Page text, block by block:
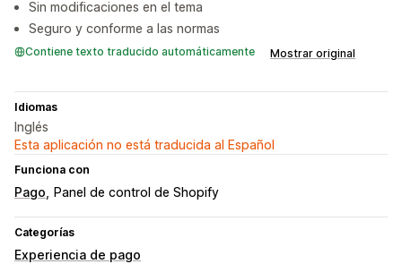
Sin modificaciones en el tema
Seguro y conforme a las normas
Contiene texto traducido automáticamente Mostrar original
Idiomas
Inglés
Esta aplicación no está traducida al Español
Funciona con
Pago Panel de control de Shopify
Categorías
Experiencia de pago